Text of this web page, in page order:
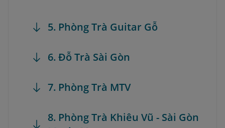
5. Phòng Trà Guitar Gỗ
6. Đỗ Trà Sài Gòn
7. Phòng Trà MTV
8. Phòng Trà Khiêu Vũ - Sài Gòn